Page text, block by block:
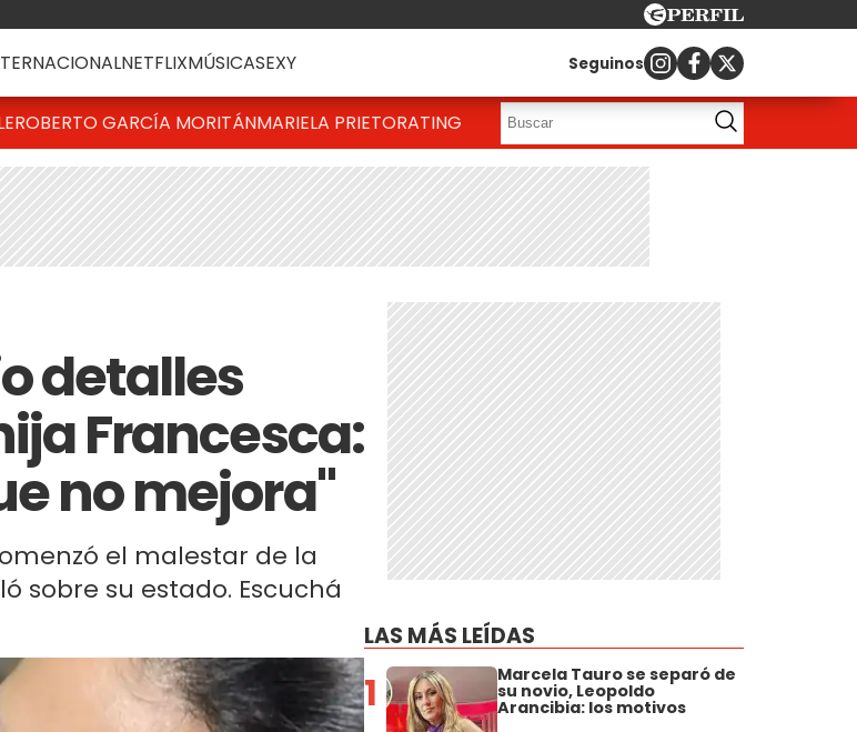
NETFLIXMÚSICASEXY Seguinos
ROBERTO GARCÍA MORITÁNMARIELA PRIETORATING
detalles
Francesca:
no mejora"
el malestar de la
sobre su estado. Escuchá
LAS MÁS LEÍDAS
1 Marcela Tauro se separó de
su novio, Leopoldo
Arancibia: los motivos